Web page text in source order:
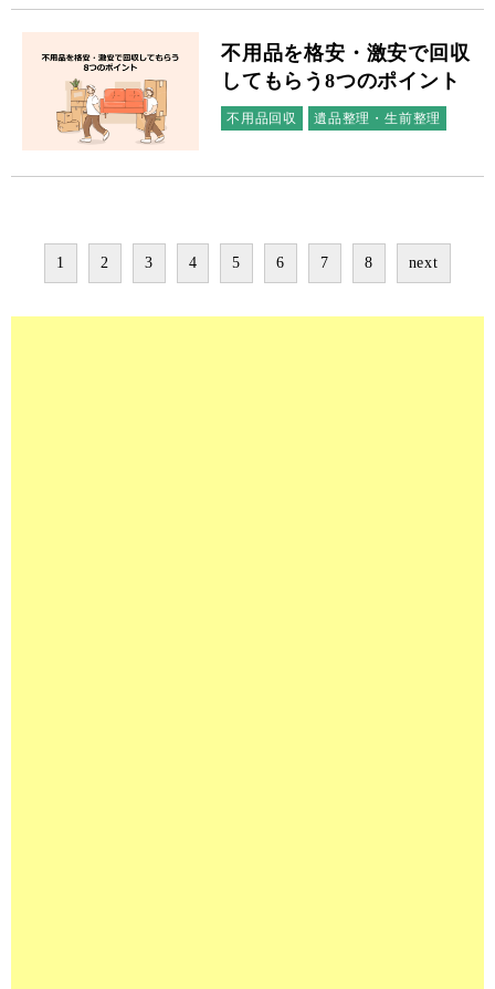
不用品を格安・激安で回収
してもらう8つのポイント
不用品回収 遺品整理・生前整理
1 2 3 4 5 6 7 8 next